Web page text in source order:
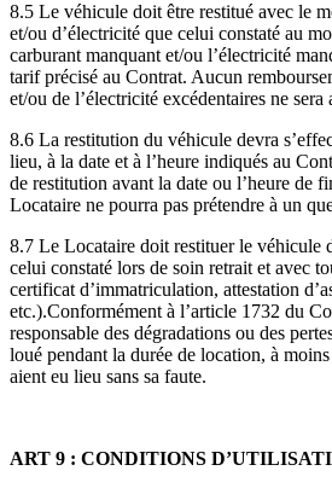
8.5 Le véhicule doit être restitué avec le
et/ou d’électricité que celui constaté au
carburant manquant et/ou l’électricité
tarif précisé au Contrat. Aucun
et/ou de l’électricité excédentaires ne sera
8.6 La restitution du véhicule devra
lieu, à la date et à l’heure indiqués au
de restitution avant la date ou l’heure de
Locataire ne pourra pas prétendre à un
8.7 Le Locataire doit restituer le véhicule
celui constaté lors de soin retrait et avec
certificat d’immatriculation, attestation
etc.).Conformément à l’article 1732 du
responsable des dégradations ou des
loué pendant la durée de location, à
aient eu lieu sans sa faute.
ART 9 : CONDITIONS